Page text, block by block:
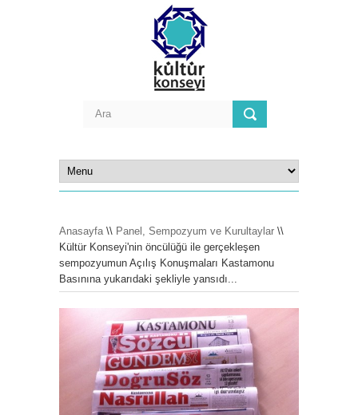
Anasayfa\\ Panel, Sempozyum ve Kurultaylar \\
Kültür Konseyi'nin öncülüğü ile gerçekleşen
sempozyumun Açılış Konuşmaları Kastamonu
Basınına yukarıdaki şekliyle yansıdı...